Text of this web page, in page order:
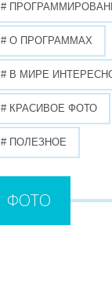
#
# О ПРОГРАММАХ
# В МИРЕ
# КРАСИВОЕ ФОТО
# ПОЛЕЗНОЕ
ФОТО